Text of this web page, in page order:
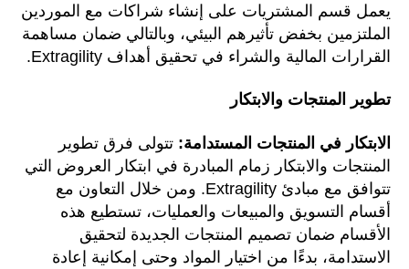
يعمل قسم المشتريات على إنشاء شراكات مع الموردين
الملتزمين بخفض تأثيرهم البيئي، وبالتالي ضمان مساهمة
القرارات المالية والشراء في تحقيق أهداف Extragility.
تطوير المنتجات والابتكار
الابتكار في المنتجات المستدامة: تتولى فرق تطوير
المنتجات والابتكار زمام المبادرة في ابتكار العروض التي
تتوافق مع مبادئ Extragility. ومن خلال التعاون مع
أقسام التسويق والمبيعات والعمليات، تستطيع هذه
الأقسام ضمان تصميم المنتجات الجديدة لتحقيق
الاستدامة، بدءًا من اختيار المواد وحتى إمكانية إعادة